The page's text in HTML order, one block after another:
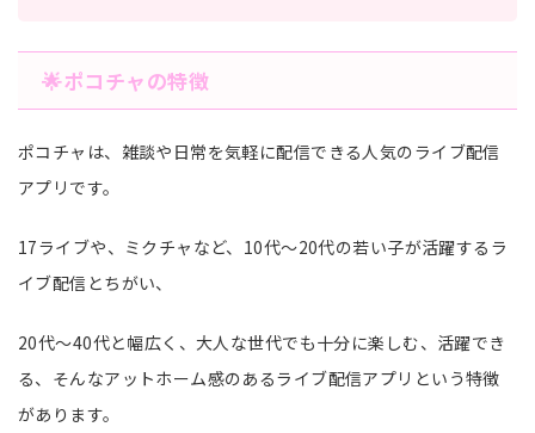
🌟ポコチャの特徴
ポコチャは、雑談や日常を気軽に配信できる人気のライブ配信
アプリです。
17ライブや、ミクチャなど、10代～20代の若い子が活躍するラ
イブ配信とちがい、
20代～40代と幅広く、大人な世代でも十分に楽しむ、活躍でき
る、そんなアットホーム感のあるライブ配信アプリという特徴
があります。